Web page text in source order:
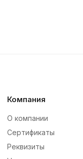
Компания
О компании
Сертификаты
Реквизиты